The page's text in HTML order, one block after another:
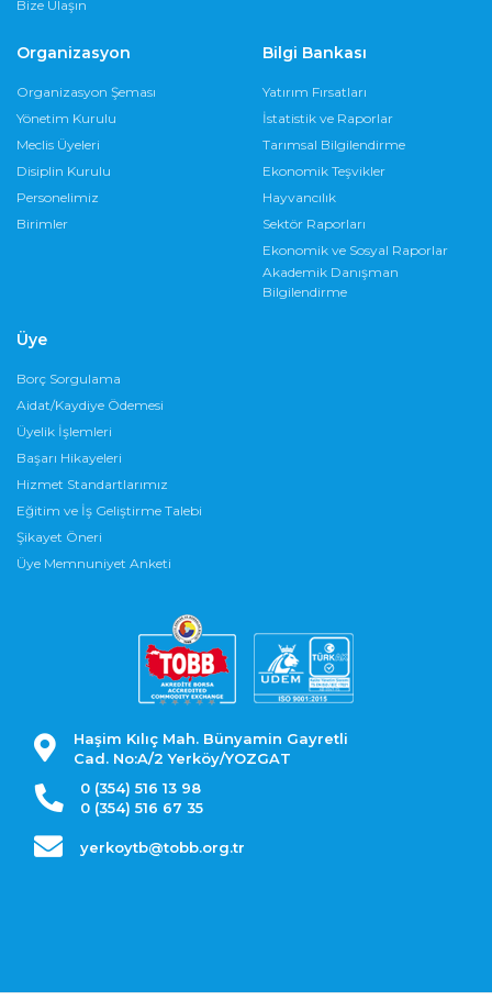
Bize Ulaşın
Organizasyon
Organizasyon Şeması
Yönetim Kurulu
Meclis Üyeleri
Disiplin Kurulu
Personelimiz
Birimler
Bilgi Bankası
Yatırım Fırsatları
İstatistik ve Raporlar
Tarımsal Bilgilendirme
Ekonomik Teşvikler
Hayvancılık
Sektör Raporları
Ekonomik ve Sosyal Raporlar
Akademik Danışman
Bilgilendirme
Üye
Borç Sorgulama
Aidat/Kaydiye Ödemesi
Üyelik İşlemleri
Başarı Hikayeleri
Hizmet Standartlarımız
Eğitim ve İş Geliştirme Talebi
Şikayet Öneri
Üye Memnuniyet Anketi
Haşim Kılıç Mah. Bünyamin Gayretli
Cad. No:A/2 Yerköy/YOZGAT
0 (354) 516 13 98
0 (354) 516 67 35
yerkoytb@tobb.org.tr